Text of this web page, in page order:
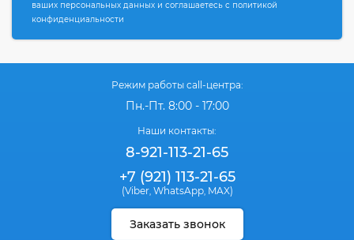
ваших персональных данных и соглашаетесь с политикой
конфиденциальности
Режим работы call-центра:
Пн.-Пт. 8:00 - 17:00
Наши контакты:
8-921-113-21-65
+7 (921) 113-21-65
(Viber, WhatsApp, MAX)
Заказать звонок